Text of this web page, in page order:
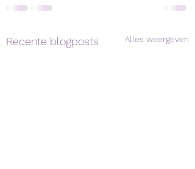
Recente blogposts Alles weergeven